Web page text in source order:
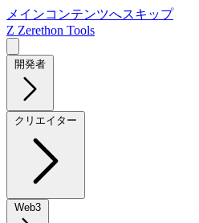
メインコンテンツへスキップ
Z Zerethon Tools
開発者
クリエイター
Web3